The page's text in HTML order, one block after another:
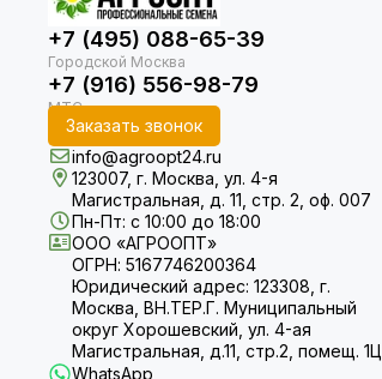
+7 (495) 088-65-39
+7 (916) 556-98-79
Заказать звонок
info@agroopt24.ru
123007, г. Москва, ул. 4-я
Магистральная, д. 11, стр. 2, оф. 007
Пн-Пт: с 10:00 до 18:00
ООО «АГРООПТ»
ОГРН: 5167746200364
Юридический адрес: 123308, г.
Москва, ВН.ТЕР.Г. Муниципальный
округ Хорошевский, ул. 4-ая
Магистральная, д.11, стр.2, помещ. 1Ц
WhatsApp